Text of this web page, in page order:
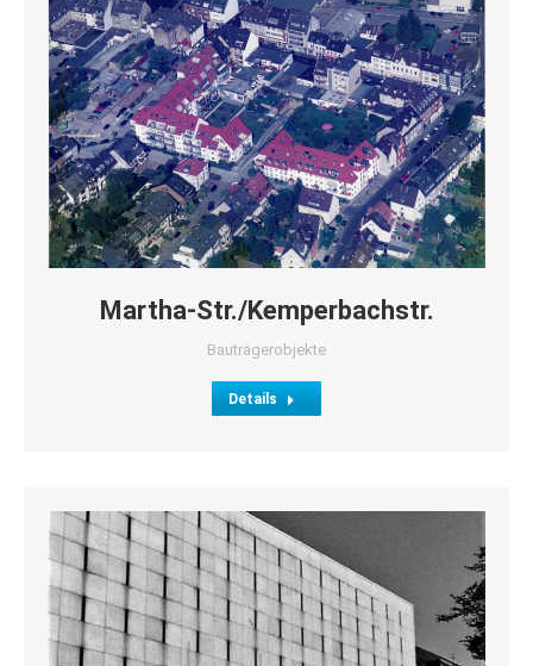
Martha-Str./Kemperbachstr.
Bauträgerobjekte
Details